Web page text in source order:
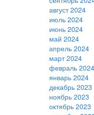
август 2024
июль 2024
июнь 2024
май 2024
апрель 2024
март 2024
февраль 2024
январь 2024
декабрь 2023
ноябрь 2023
октябрь 2023